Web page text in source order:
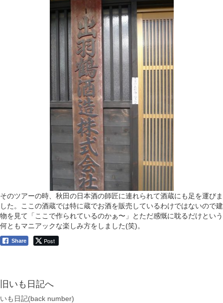
そのツアーの時、秋田の日本酒の師匠に連れられて酒蔵にも足を運びま
した。ここの酒蔵では特に蔵でお酒を販売しているわけではないので建
物を見て「ここで作られているのかぁ〜」とただ感慨に耽るだけという
何ともマニアックな楽しみ方をしました(笑)。
Share Post
旧いも日記へ
いも日記(back number)